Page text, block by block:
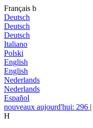
Français b
Deutsch
Deutsch
Deutsch
Italiano
Polski
English
English
Nederlands
Nederlands
Español
nouveaux aujourd'hui: 296 |
H